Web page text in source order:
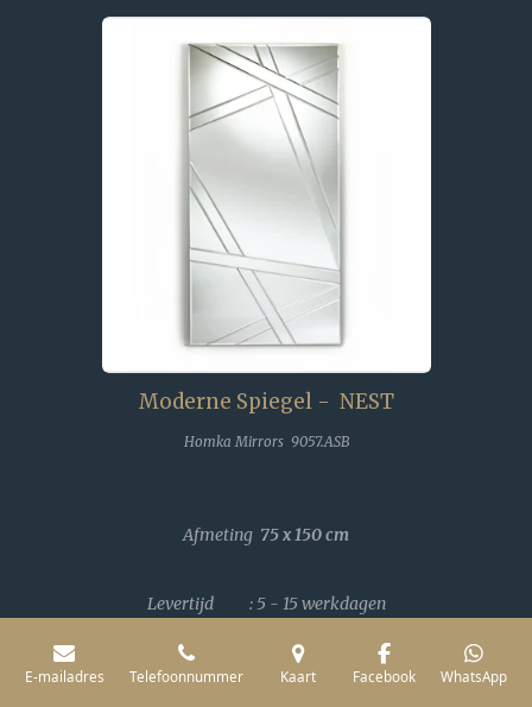
Moderne Spiegel - NEST
Homka Mirrors 9057.ASB
Afmeting 75 x 150cm
Levertijd : 5 - 15 werkdagen
E-mailadres Telefoonnummer Kaart Facebook WhatsApp